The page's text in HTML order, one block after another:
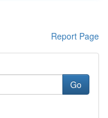
Report Page
Go